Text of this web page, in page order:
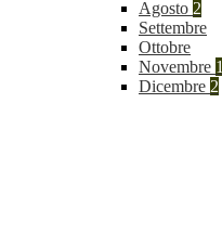
Agosto 2
Settembre
Ottobre
Novembre 1
Dicembre 2